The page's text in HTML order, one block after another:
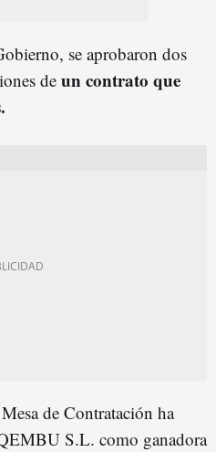
se aprobaron dos
de un contrato que
de Contratación ha
S.L. como ganadora